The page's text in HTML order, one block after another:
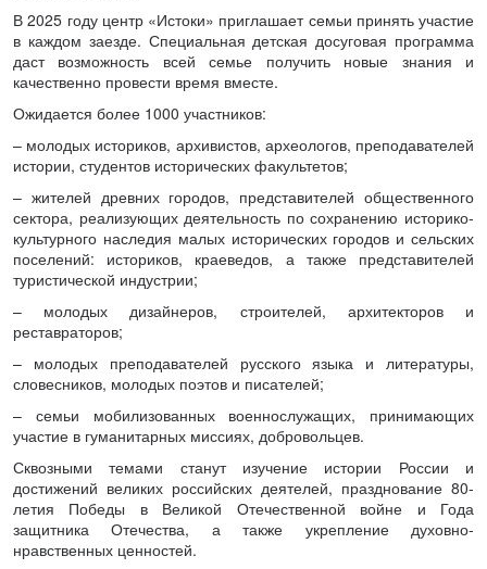
В 2025 году центр «Истоки» приглашает семьи принять участие
в каждом заезде. Специальная детская досуговая программа
даст возможность всей семье получить новые знания и
качественно провести время вместе.
Ожидается более 1000 участников:
– молодых историков, архивистов, археологов, преподавателей
истории, студентов исторических факультетов;
– жителей древних городов, представителей общественного
сектора, реализующих деятельность по сохранению историко-
культурного наследия малых исторических городов и сельских
поселений: историков, краеведов, а также представителей
туристической индустрии;
– молодых дизайнеров, строителей, архитекторов и
реставраторов;
– молодых преподавателей русского языка и литературы,
словесников, молодых поэтов и писателей;
– семьи мобилизованных военнослужащих, принимающих
участие в гуманитарных миссиях, добровольцев.
Сквозными темами станут изучение истории России и
достижений великих российских деятелей, празднование 80-
летия Победы в Великой Отечественной войне и Года
защитника Отечества, а также укрепление духовно-
нравственных ценностей.